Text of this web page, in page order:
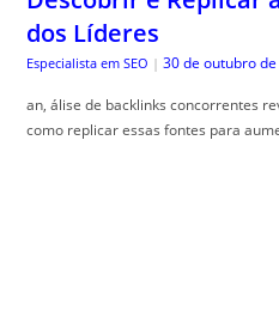
dos Líderes
Especialista em SEO | 30 de outubro
an, álise de backlinks concorrentes
como replicar essas fontes para